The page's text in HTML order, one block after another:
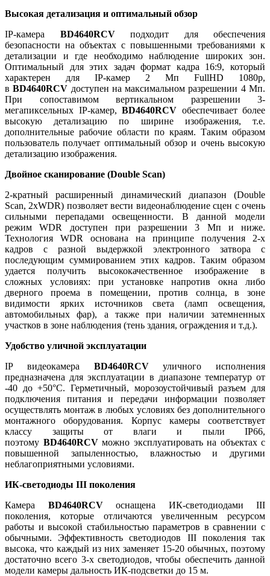
Высокая детализация и оптимальный обзор
IP-камера BD4640RCV подходит для обеспечения
безопасности на объектах с повышенными требованиями к
детализации и где необходимо наблюдение широких зон.
Оптимальный для этих задач формат кадра 16:9, который
характерен для IP-камер 2 Мп FullHD 1080p,
вBD4640RCV доступен на максимальном разрешении 4 Мп.
При сопоставимом вертикальном разрешении 3-
мегапиксельных IP-камер, BD4640RCV обеспечивает более
высокую детализацию по ширине изображения, т.е.
дополнительные рабочие области по краям. Таким образом
пользователь получает оптимальный обзор и очень высокую
детализацию изображения.
Двойное сканирование (Double Scan)
2-кратный расширенный динамический диапазон (Double
Scan, 2xWDR) позволяет вести видеонаблюдение сцен с очень
сильными перепадами освещенности. В данной модели
режим WDR доступен при разрешении 3 Мп и ниже.
Технология WDR основана на принципе получения 2-х
кадров с разной выдержкой электронного затвора с
последующим суммированием этих кадров. Таким образом
удается получить высококачественное изображение в
сложных условиях: при установке напротив окна либо
дверного проема в помещении, против солнца, в зоне
видимости ярких источников света (ламп освещения,
автомобильных фар), а также при наличии затемненных
участков в зоне наблюдения (тень здания, ограждения и т.д.).
Удобство уличной эксплуатации
IP видеокамера BD4640RCVуличного исполнения
предназначена для эксплуатации в диапазоне температур от
-40 до +50°C. Герметичный, морозоустойчивый разъем для
подключения питания и передачи информации позволяет
осуществлять монтаж в любых условиях без дополнительного
монтажного оборудования. Корпус камеры соответствует
классу защиты от влаги и пыли IP66,
поэтому BD4640RCV можно эксплуатировать на объектах с
повышенной запыленностью, влажностью и другими
неблагоприятными условиями.
ИК-светодиоды III поколения
Камера BD4640RCV оснащена ИК-светодиодами III
поколения, которые отличаются увеличенным ресурсом
работы и высокой стабильностью параметров в сравнении с
обычными. Эффективность светодиодов III поколения так
высока, что каждый из них заменяет 15-20 обычных, поэтому
достаточно всего 3-х светодиодов, чтобы обеспечить данной
модели камеры дальность ИК-подсветки до 15 м.